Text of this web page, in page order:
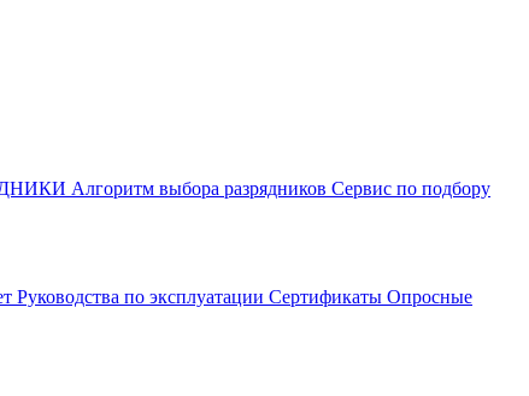
Алгоритм выбора разрядников Сервис по подбору
Руководства по эксплуатации Сертификаты Опросные